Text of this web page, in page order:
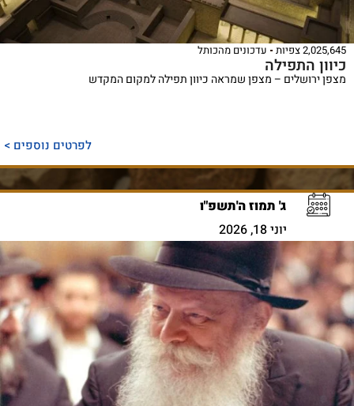
2,025,645 צפיות עדכונים מהכותל
כיוון התפילה
מצפן ירושלים – מצפן שמראה כיוון תפילה למקום המקדש
לפרטים נוספים >
ג' תמוז ה'תשפ"ו
יוני 18, 2026